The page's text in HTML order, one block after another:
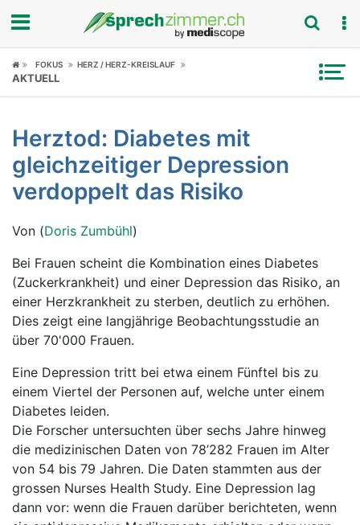
Fokus
Symptome
Untersuchungen
News
Ratgeber
Rubriken
FOKUS HERZ / HERZ-KREISLAUF
AKTUELL
Herztod: Diabetes mit
gleichzeitiger Depression
verdoppelt das Risiko
Von (Doris Zumbühl)
Bei Frauen scheint die Kombination eines Diabetes
(Zuckerkrankheit) und einer Depression das Risiko, an
einer Herzkrankheit zu sterben, deutlich zu erhöhen.
Dies zeigt eine langjährige Beobachtungsstudie an
über 70'000 Frauen.
Eine Depression tritt bei etwa einem Fünftel bis zu
einem Viertel der Personen auf, welche unter einem
Diabetes leiden.
Die Forscher untersuchten über sechs Jahre hinweg
die medizinischen Daten von 78’282 Frauen im Alter
von 54 bis 79 Jahren. Die Daten stammten aus der
grossen Nurses Health Study. Eine Depression lag
dann vor: wenn die Frauen darüber berichteten, wenn